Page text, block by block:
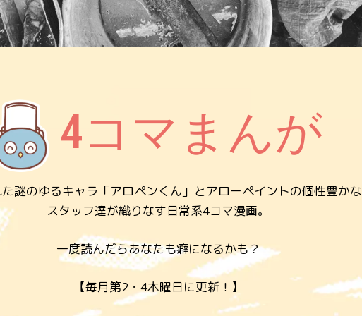
4コマまんが
謎のゆるキャラ「アロペンくん」とアローペイントの個性豊かな
スタッフ達が織りなす日常系4コマ漫画。
一度読んだらあなたも癖になるかも？
【毎月第2・4木曜日に更新！】